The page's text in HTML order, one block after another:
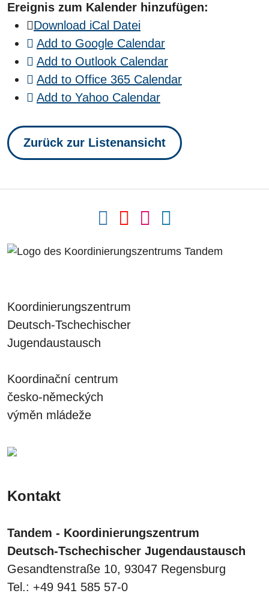
Ereignis zum Kalender hinzufügen:
Download iCal Datei
Add to Google Calendar
Add to Outlook Calendar
Add to Office 365 Calendar
Add to Yahoo Calendar
Zurück zur Listenansicht
Koordinierungszentrum
Deutsch-Tschechischer
Jugendaustausch
Koordinační centrum
česko-německých
výměn mládeže
Kontakt
Tandem - Koordinierungszentrum
Deutsch-Tschechischer Jugendaustausch
Gesandtenstraße 10, 93047 Regensburg
Tel.: +49 941 585 57-0